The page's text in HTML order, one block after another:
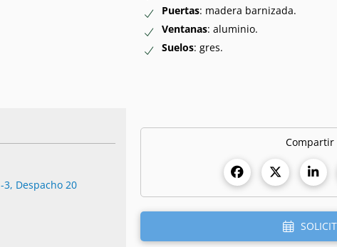
Puertas: madera barnizada.
Ventanas: aluminio.
Suelos: gres.
Despacho 20
Compartir